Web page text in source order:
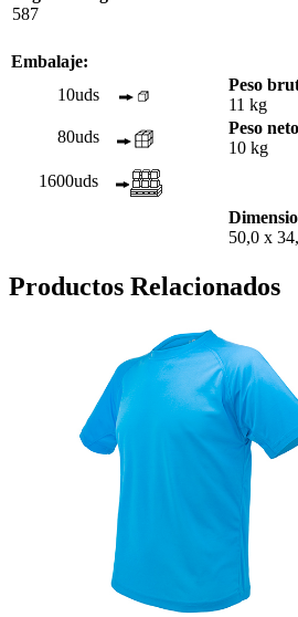
587
Embalaje:
10uds
Peso
11 kg
80uds
Peso
10 kg
1600uds
50,0 x
Productos Relacionados